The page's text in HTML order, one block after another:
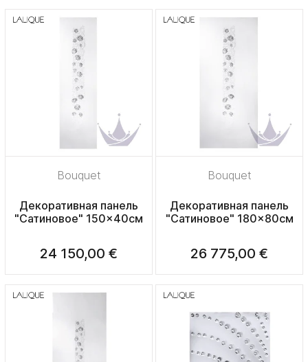
Bouquet
Декоративная панель
"Сатиновое" 150x40см
24 150,00 €
Bouquet
Декоративная панель
"Сатиновое" 180x80см
26 775,00 €